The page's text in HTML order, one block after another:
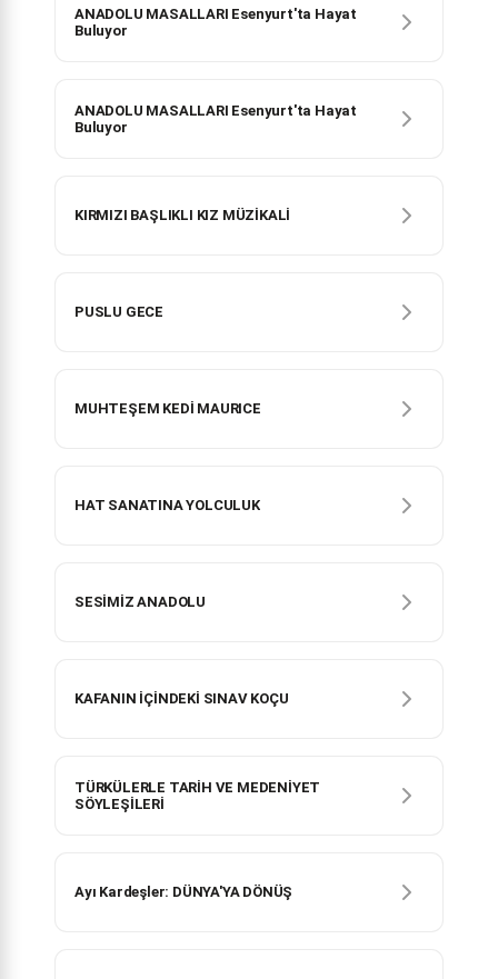
ANADOLU MASALLARI Esenyurt'ta Hayat
Buluyor
ANADOLU MASALLARI Esenyurt'ta Hayat
Buluyor
KIRMIZI BAŞLIKLI KIZ MÜZİKALİ
PUSLU GECE
MUHTEŞEM KEDİ MAURICE
HAT SANATINA YOLCULUK
SESİMİZ ANADOLU
KAFANIN İÇİNDEKİ SINAV KOÇU
TÜRKÜLERLE TARİH VE MEDENİYET
SÖYLEŞİLERİ
Ayı Kardeşler: DÜNYA'YA DÖNÜŞ